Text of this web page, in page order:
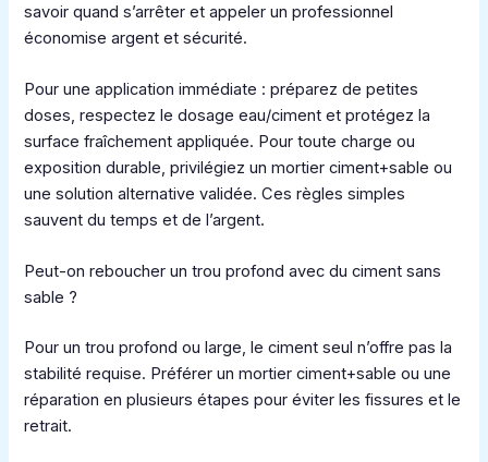
savoir quand s’arrêter et appeler un professionnel
économise argent et sécurité.
Pour une application immédiate : préparez de petites
doses, respectez le dosage eau/ciment et protégez la
surface fraîchement appliquée. Pour toute charge ou
exposition durable, privilégiez un mortier ciment+sable ou
une solution alternative validée. Ces règles simples
sauvent du temps et de l’argent.
Peut-on reboucher un trou profond avec du ciment sans
sable ?
Pour un trou profond ou large, le ciment seul n’offre pas la
stabilité requise. Préférer un mortier ciment+sable ou une
réparation en plusieurs étapes pour éviter les fissures et le
retrait.